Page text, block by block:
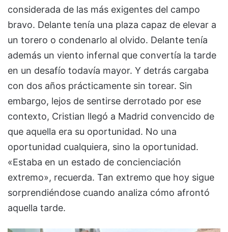
considerada de las más exigentes del campo
bravo. Delante tenía una plaza capaz de elevar a
un torero o condenarlo al olvido. Delante tenía
además un viento infernal que convertía la tarde
en un desafío todavía mayor. Y detrás cargaba
con dos años prácticamente sin torear. Sin
embargo, lejos de sentirse derrotado por ese
contexto, Cristian llegó a Madrid convencido de
que aquella era su oportunidad. No una
oportunidad cualquiera, sino la oportunidad.
«Estaba en un estado de concienciación
extremo», recuerda. Tan extremo que hoy sigue
sorprendiéndose cuando analiza cómo afrontó
aquella tarde.